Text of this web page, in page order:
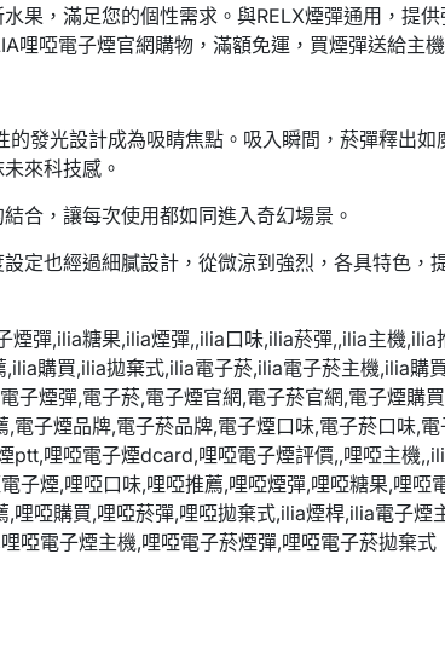
果，滿足您的個性需求。與RELX煙彈通用，提供
哩啞電子煙官網購物，滿額免運，買煙彈送給主機
的發光設計成為吸睛焦點。吸入瞬間，菸彈釋出如
來科技感。
合，讓每次使用都如同進入奇幻場景。
設定也經過細膩設計，從微涼到強烈，各具特色，